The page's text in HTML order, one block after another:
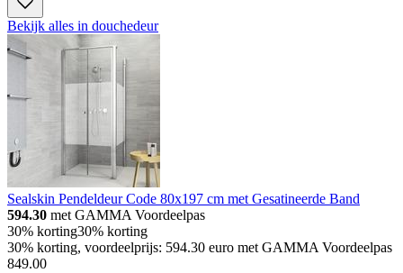
Bekijk alles in douchedeur
Sealskin Pendeldeur Code 80x197 cm met Gesatineerde Band
594.30 met GAMMA Voordeelpas
30% korting30% korting
30% korting, voordeelprijs: 594.30 euro met GAMMA Voordeelpas
849.00